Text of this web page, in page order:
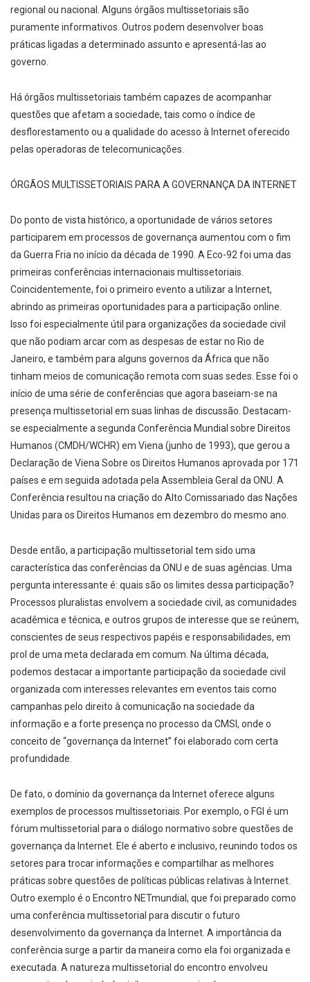
regional ou nacional. Alguns órgãos multissetoriais são
puramente informativos. Outros podem desenvolver boas
práticas ligadas a determinado assunto e apresentá-las ao
governo.
Há órgãos multissetoriais também capazes de acompanhar
questões que afetam a sociedade, tais como o índice de
desflorestamento ou a qualidade do acesso à Internet oferecido
pelas operadoras de telecomunicações.
ÓRGÃOS MULTISSETORIAIS PARA A GOVERNANÇA DA INTERNET
Do ponto de vista histórico, a oportunidade de vários setores
participarem em processos de governança aumentou com o fim
da Guerra Fria no início da década de 1990. A Eco-92 foi uma das
primeiras conferências internacionais multissetoriais.
Coincidentemente, foi o primeiro evento a utilizar a Internet,
abrindo as primeiras oportunidades para a participação online.
Isso foi especialmente útil para organizações da sociedade civil
que não podiam arcar com as despesas de estar no Rio de
Janeiro, e também para alguns governos da África que não
tinham meios de comunicação remota com suas sedes. Esse foi o
início de uma série de conferências que agora baseiam-se na
presença multissetorial em suas linhas de discussão. Destacam-
se especialmente a segunda Conferência Mundial sobre Direitos
Humanos (CMDH/WCHR) em Viena (junho de 1993), que gerou a
Declaração de Viena Sobre os Direitos Humanos aprovada por 171
países e em seguida adotada pela Assembleia Geral da ONU. A
Conferência resultou na criação do Alto Comissariado das Nações
Unidas para os Direitos Humanos em dezembro do mesmo ano.
Desde então, a participação multissetorial tem sido uma
característica das conferências da ONU e de suas agências. Uma
pergunta interessante é: quais são os limites dessa participação?
Processos pluralistas envolvem a sociedade civil, as comunidades
acadêmica e técnica, e outros grupos de interesse que se reúnem,
conscientes de seus respectivos papéis e responsabilidades, em
prol de uma meta declarada em comum. Na última década,
podemos destacar a importante participação da sociedade civil
organizada com interesses relevantes em eventos tais como
campanhas pelo direito à comunicação na sociedade da
informação e a forte presença no processo da CMSI, onde o
conceito de “governança da Internet” foi elaborado com certa
profundidade.
De fato, o domínio da governança da Internet oferece alguns
exemplos de processos multissetoriais. Por exemplo, o FGI é um
fórum multissetorial para o diálogo normativo sobre questões de
governança da Internet. Ele é aberto e inclusivo, reunindo todos os
setores para trocar informações e compartilhar as melhores
práticas sobre questões de políticas públicas relativas à Internet.
Outro exemplo é o Encontro NETmundial, que foi preparado como
uma conferência multissetorial para discutir o futuro
desenvolvimento da governança da Internet. A importância da
conferência surge a partir da maneira como ela foi organizada e
executada. A natureza multissetorial do encontro envolveu